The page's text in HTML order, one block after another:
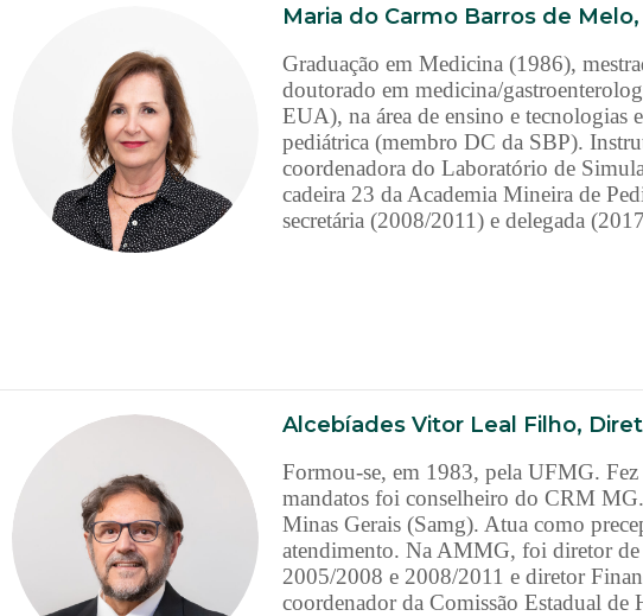
Maria do Carmo Barros de Melo,
Graduação em Medicina (1986),
doutorado em medicina/
EUA), na área de ensino e tecnologias
pediátrica (membro DC da SBP).
coordenadora do Laboratório de
cadeira 23 da Academia Mineira de
secretária (2008/2011) e delegada
Alcebíades Vitor Leal Filho,
Formou-se, em 1983, pela UFMG.
mandatos foi conselheiro do CRM
Minas Gerais (Samg). Atua como
atendimento. Na AMMG, foi diretor de
2005/2008 e 2008/2011 e diretor
coordenador da Comissão Estadual